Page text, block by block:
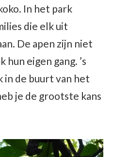
In het park
die elk uit
De apen zijn niet
hun eigen gang. ’s
in de buurt van het
je de grootste kans